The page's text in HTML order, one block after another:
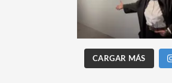
CARGAR MÁS